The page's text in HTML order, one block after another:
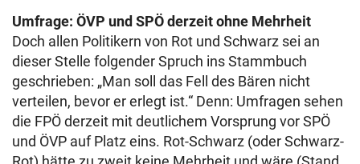
Umfrage: ÖVP und SPÖ derzeit ohne Mehrheit
Doch allen Politikern von Rot und Schwarz sei an
dieser Stelle folgender Spruch ins Stammbuch
geschrieben: „Man soll das Fell des Bären nicht
verteilen, bevor er erlegt ist.“ Denn: Umfragen sehen
die FPÖ derzeit mit deutlichem Vorsprung vor SPÖ
und ÖVP auf Platz eins. Rot-Schwarz (oder Schwarz-